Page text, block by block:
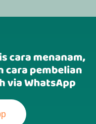
cara menanam,
cara pembelian
via WhatsApp